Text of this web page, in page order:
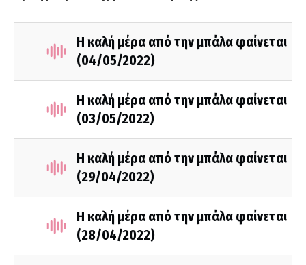
Η καλή μέρα από την μπάλα φαίνεται
(04/05/2022)
Η καλή μέρα από την μπάλα φαίνεται
(03/05/2022)
Η καλή μέρα από την μπάλα φαίνεται
(29/04/2022)
Η καλή μέρα από την μπάλα φαίνεται
(28/04/2022)